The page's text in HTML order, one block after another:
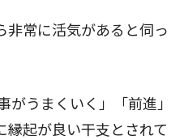
非常に活気があると伺っ
がうまくいく」「前進」
縁起が良い干支とされて